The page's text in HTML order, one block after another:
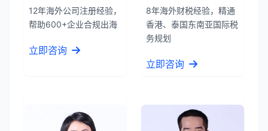
12年海外公司注册经验，
帮助600+企业合规出海
立即咨询
8年海外财税经验，精通
香港、泰国东南亚国际税
务规划
立即咨询